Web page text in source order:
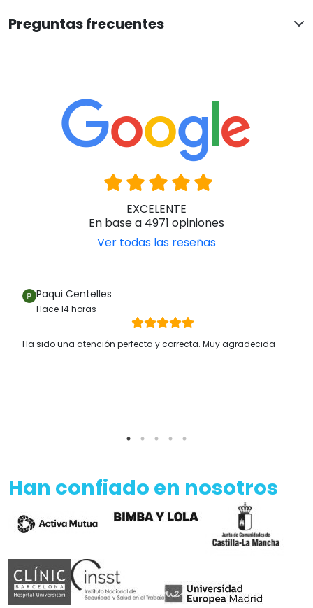
Preguntas frecuentes
EXCELENTE
En base a 4971 opiniones
Ver todas las reseñas
Paqui Centelles
Hace 14 horas
Ha sido una atención perfecta y correcta. Muy agradecida
Han confiado en nosotros